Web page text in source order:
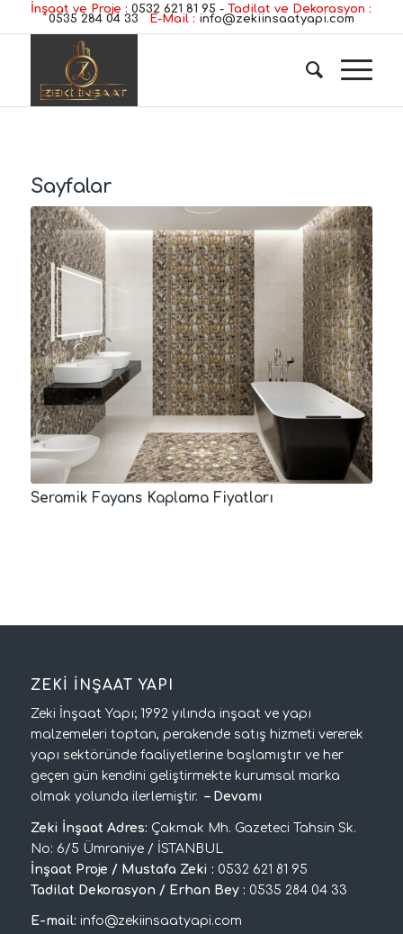
İnşaat ve Proje : 0532 621 81 95 - Tadilat ve Dekorasyon :
0535 284 04 33 E-Mail : info@zekiinsaatyapi.com
Sayfalar
Seramik Fayans Kaplama Fiyatları
ZEKİ İNŞAAT YAPI
Zeki İnşaat Yapı; 1992 yılında inşaat ve yapı
malzemeleri toptan, perakende satış hizmeti vererek
yapı sektöründe faaliyetlerine başlamıştır ve her
geçen gün kendini geliştirmekte kurumsal marka
olmak yolunda ilerlemiştir.– Devamı
Zeki İnşaat Adres: Çakmak Mh. Gazeteci Tahsin Sk.
No: 6/5 Ümraniye / İSTANBUL
İnşaat Proje / Mustafa Zeki : 0532 621 81 95
Tadilat Dekorasyon / Erhan Bey : 0535 284 04 33
E-mail: info@zekiinsaatyapi.com